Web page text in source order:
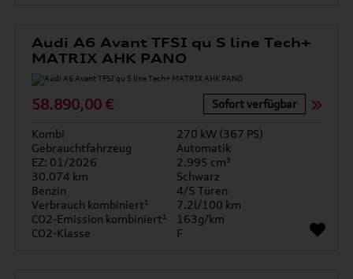
Audi A6 Avant TFSI qu S line Tech+
MATRIX AHK PANO
58.890,00 € Sofort verfügbar
Kombi
270 kW (367 PS)
Gebrauchtfahrzeug
Automatik
EZ: 01/2026
2.995 cm³
30.074 km
Schwarz
Benzin
4/5 Türen
Verbrauch kombiniert¹
7.2l/100 km
CO2-Emission kombiniert¹
163g/km
CO2-Klasse
F